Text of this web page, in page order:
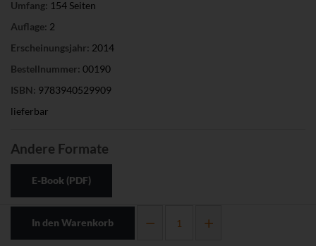
Umfang: 154 Seiten
Auflage: 2
Erscheinungsjahr: 2014
Bestellnummer: 00190
ISBN: 9783940529909
lieferbar
Andere Formate
E-Book (PDF)
In den Warenkorb